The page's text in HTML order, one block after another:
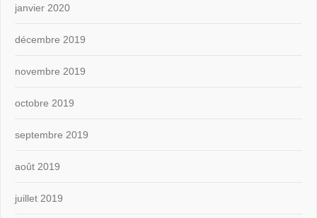
janvier 2020
décembre 2019
novembre 2019
octobre 2019
septembre 2019
août 2019
juillet 2019